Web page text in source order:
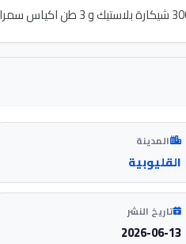
المدينة
القليوبية
تاريخ النشر
2026-06-13